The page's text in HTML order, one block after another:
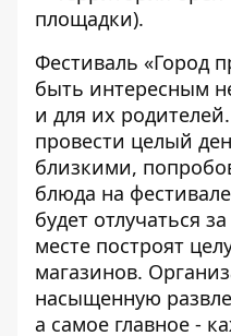
площадки).
Фестиваль «Город
быть интересным
и для их
провести целый
близкими,
блюда на
будет отлучаться
месте построят
магазинов.
насыщенную
а самое главное -